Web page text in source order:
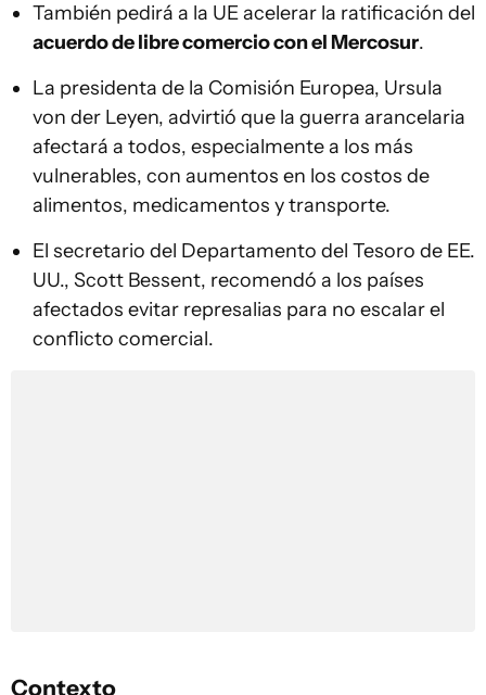
También pedirá a la UE acelerar la ratificación del
acuerdo de libre comercio con el Mercosur.
La presidenta de la Comisión Europea, Ursula
von der Leyen, advirtió que la guerra arancelaria
afectará a todos, especialmente a los más
vulnerables, con aumentos en los costos de
alimentos, medicamentos y transporte.
El secretario del Departamento del Tesoro de EE.
UU., Scott Bessent, recomendó a los países
afectados evitar represalias para no escalar el
conflicto comercial.
Contexto